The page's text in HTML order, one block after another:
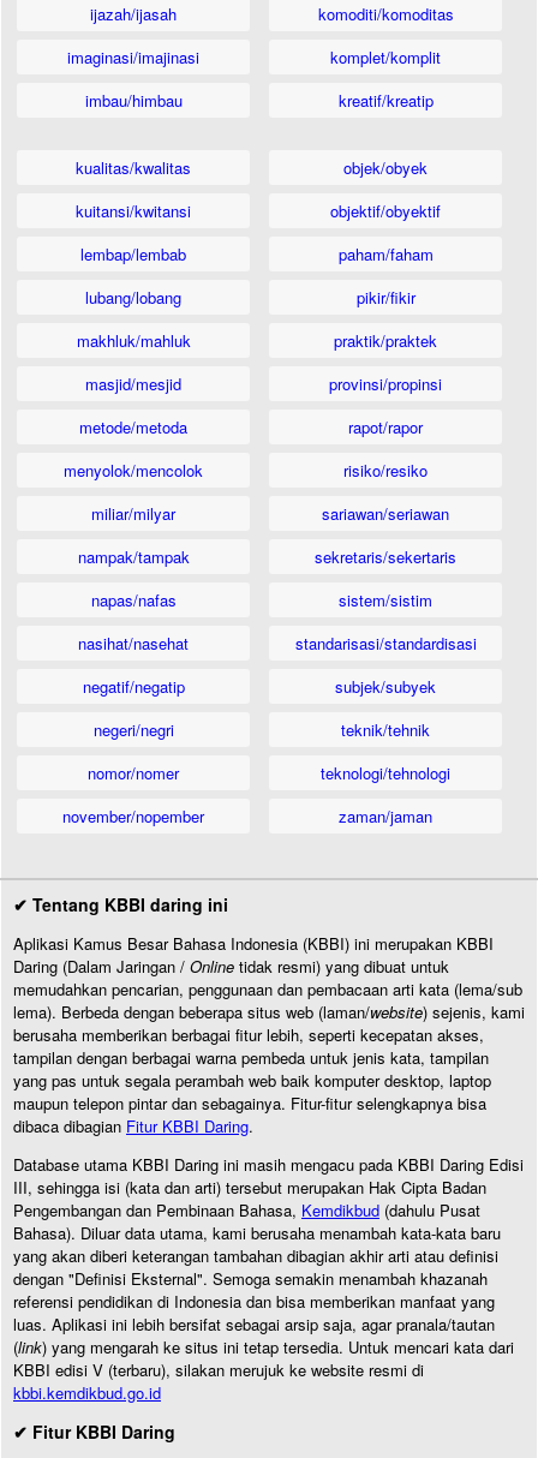
ijazah/ijasah
imaginasi/imajinasi
imbau/himbau
komoditi/komoditas
komplet/komplit
kreatif/kreatip
kualitas/kwalitas
kuitansi/kwitansi
lembap/lembab
lubang/lobang
makhluk/mahluk
masjid/mesjid
metode/metoda
menyolok/mencolok
miliar/milyar
nampak/tampak
napas/nafas
nasihat/nasehat
negatif/negatip
negeri/negri
nomor/nomer
november/nopember
objek/obyek
objektif/obyektif
paham/faham
pikir/fikir
praktik/praktek
provinsi/propinsi
rapot/rapor
risiko/resiko
sariawan/seriawan
sekretaris/sekertaris
sistem/sistim
standarisasi/standardisasi
subjek/subyek
teknik/tehnik
teknologi/tehnologi
zaman/jaman
✔ Tentang KBBI daring ini
Aplikasi Kamus Besar Bahasa Indonesia (KBBI) ini merupakan KBBI
Daring (Dalam Jaringan / Online tidak resmi) yang dibuat untuk
memudahkan pencarian, penggunaan dan pembacaan arti kata (lema/sub
lema). Berbeda dengan beberapa situs web (laman/website) sejenis, kami
berusaha memberikan berbagai fitur lebih, seperti kecepatan akses,
tampilan dengan berbagai warna pembeda untuk jenis kata, tampilan
yang pas untuk segala perambah web baik komputer desktop, laptop
maupun telepon pintar dan sebagainya. Fitur-fitur selengkapnya bisa
dibaca dibagian Fitur KBBI Daring.
Database utama KBBI Daring ini masih mengacu pada KBBI Daring Edisi
III, sehingga isi (kata dan arti) tersebut merupakan Hak Cipta Badan
Pengembangan dan Pembinaan Bahasa, Kemdikbud (dahulu Pusat
Bahasa). Diluar data utama, kami berusaha menambah kata-kata baru
yang akan diberi keterangan tambahan dibagian akhir arti atau definisi
dengan "Definisi Eksternal". Semoga semakin menambah khazanah
referensi pendidikan di Indonesia dan bisa memberikan manfaat yang
luas. Aplikasi ini lebih bersifat sebagai arsip saja, agar pranala/tautan
(link) yang mengarah ke situs ini tetap tersedia. Untuk mencari kata dari
KBBI edisi V (terbaru), silakan merujuk ke website resmi di
kbbi.kemdikbud.go.id
✔ Fitur KBBI Daring